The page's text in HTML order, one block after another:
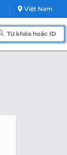
Việt Nam